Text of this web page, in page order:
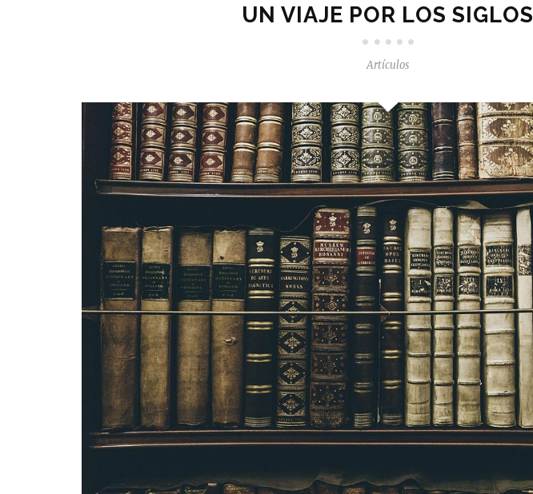
UN VIAJE POR LOS SIGLOS
Artículos